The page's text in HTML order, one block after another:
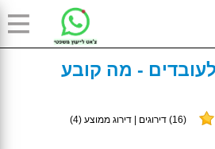
- מה קובע
(
16) דירוגים | דירוג ממוצע (4
)